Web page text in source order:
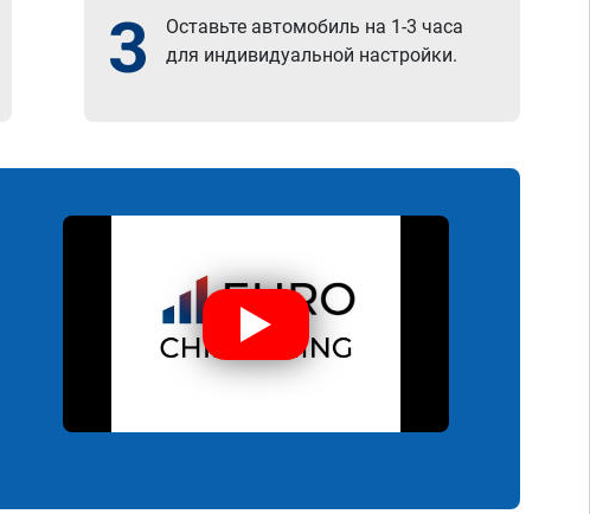
3
Оставьте автомобиль на 1-3 часа
для индивидуальной настройки.